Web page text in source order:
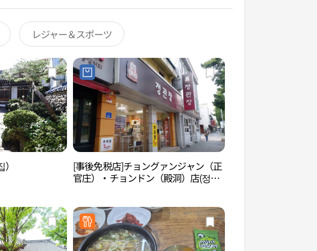
レジャー＆スポーツ
[事後免税店]チョングァンジャン（正
官庄）・チョンドン（殿洞）店(정관